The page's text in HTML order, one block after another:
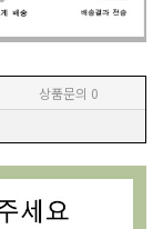
상품문의 0